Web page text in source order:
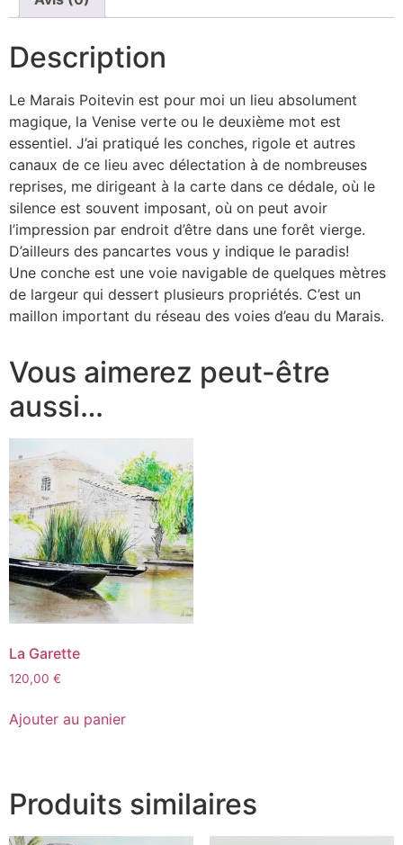
Description
Le Marais Poitevin est pour moi un lieu absolument
magique, la Venise verte ou le deuxième mot est
essentiel. J’ai pratiqué les conches, rigole et autres
canaux de ce lieu avec délectation à de nombreuses
reprises, me dirigeant à la carte dans ce dédale, où le
silence est souvent imposant, où on peut avoir
l’impression par endroit d’être dans une forêt vierge.
D’ailleurs des pancartes vous y indique le paradis!
Une conche est une voie navigable de quelques mètres
de largeur qui dessert plusieurs propriétés. C’est un
maillon important du réseau des voies d’eau du Marais.
Vous aimerez peut-être
aussi…
La Garette
120,00 €
Ajouter au panier
Produits similaires